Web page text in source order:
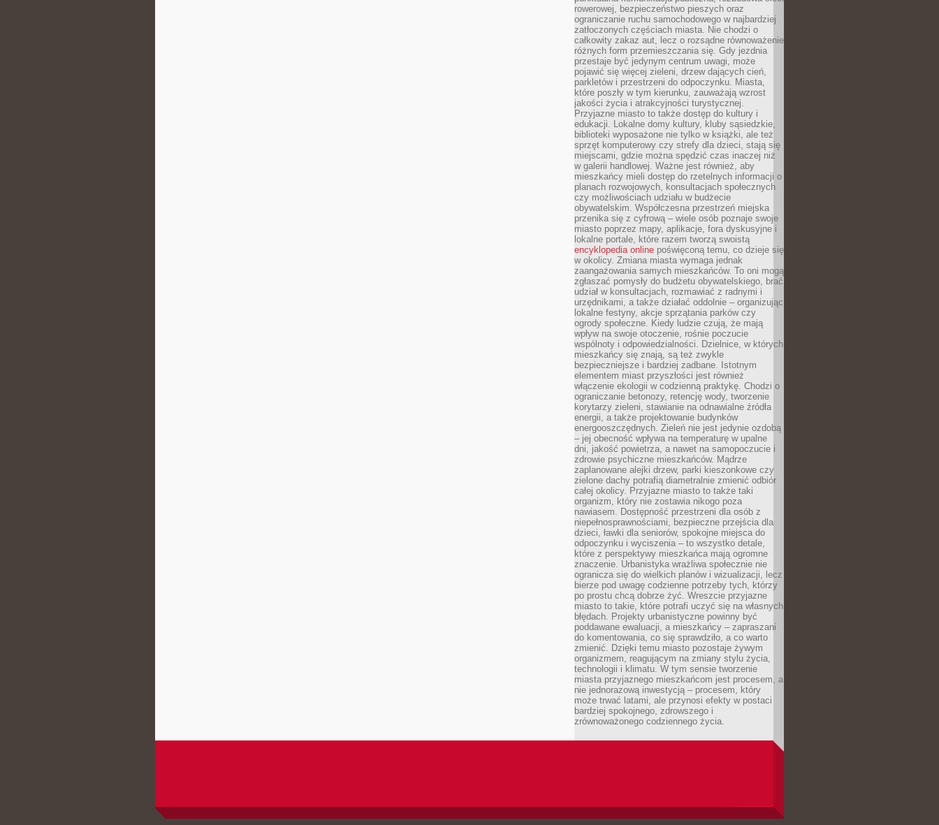
rowerowej, bezpieczeństwo pieszych oraz
ograniczanie ruchu samochodowego w najbardziej
zatłoczonych częściach miasta. Nie chodzi o
całkowity zakaz aut, lecz o rozsądne równoważenie
różnych form przemieszczania się. Gdy jezdnia
przestaje być jedynym centrum uwagi, może
pojawić się więcej zieleni, drzew dających cień,
parkletów i przestrzeni do odpoczynku. Miasta,
które poszły w tym kierunku, zauważają wzrost
jakości życia i atrakcyjności turystycznej.
Przyjazne miasto to także dostęp do kultury i
edukacji. Lokalne domy kultury, kluby sąsiedzkie,
biblioteki wyposażone nie tylko w książki, ale też
sprzęt komputerowy czy strefy dla dzieci, stają się
miejscami, gdzie można spędzić czas inaczej niż
w galerii handlowej. Ważne jest również, aby
mieszkańcy mieli dostęp do rzetelnych informacji o
planach rozwojowych, konsultacjach społecznych
czy możliwościach udziału w budżecie
obywatelskim. Współczesna przestrzeń miejska
przenika się z cyfrową – wiele osób poznaje swoje
miasto poprzez mapy, aplikacje, fora dyskusyjne i
lokalne portale, które razem tworzą swoistą
encyklopedia online poświęconą temu, co dzieje się
w okolicy. Zmiana miasta wymaga jednak
zaangażowania samych mieszkańców. To oni mogą
zgłaszać pomysły do budżetu obywatelskiego, brać
udział w konsultacjach, rozmawiać z radnymi i
urzędnikami, a także działać oddolnie – organizując
lokalne festyny, akcje sprzątania parków czy
ogrody społeczne. Kiedy ludzie czują, że mają
wpływ na swoje otoczenie, rośnie poczucie
wspólnoty i odpowiedzialności. Dzielnice, w których
mieszkańcy się znają, są też zwykle
bezpieczniejsze i bardziej zadbane. Istotnym
elementem miast przyszłości jest również
włączenie ekologii w codzienną praktykę. Chodzi o
ograniczanie betonozy, retencję wody, tworzenie
korytarzy zieleni, stawianie na odnawialne źródła
energii, a także projektowanie budynków
energooszczędnych. Zieleń nie jest jedynie ozdobą
– jej obecność wpływa na temperaturę w upalne
dni, jakość powietrza, a nawet na samopoczucie i
zdrowie psychiczne mieszkańców. Mądrze
zaplanowane alejki drzew, parki kieszonkowe czy
zielone dachy potrafią diametralnie zmienić odbiór
całej okolicy. Przyjazne miasto to także taki
organizm, który nie zostawia nikogo poza
nawiasem. Dostępność przestrzeni dla osób z
niepełnosprawnościami, bezpieczne przejścia dla
dzieci, ławki dla seniorów, spokojne miejsca do
odpoczynku i wyciszenia – to wszystko detale,
które z perspektywy mieszkańca mają ogromne
znaczenie. Urbanistyka wrażliwa społecznie nie
ogranicza się do wielkich planów i wizualizacji, lecz
bierze pod uwagę codzienne potrzeby tych, którzy
po prostu chcą dobrze żyć. Wreszcie przyjazne
miasto to takie, które potrafi uczyć się na własnych
błędach. Projekty urbanistyczne powinny być
poddawane ewaluacji, a mieszkańcy – zapraszani
do komentowania, co się sprawdziło, a co warto
zmienić. Dzięki temu miasto pozostaje żywym
organizmem, reagującym na zmiany stylu życia,
technologii i klimatu. W tym sensie tworzenie
miasta przyjaznego mieszkańcom jest procesem, a
nie jednorazową inwestycją – procesem, który
może trwać latami, ale przynosi efekty w postaci
bardziej spokojnego, zdrowszego i
zrównoważonego codziennego życia.